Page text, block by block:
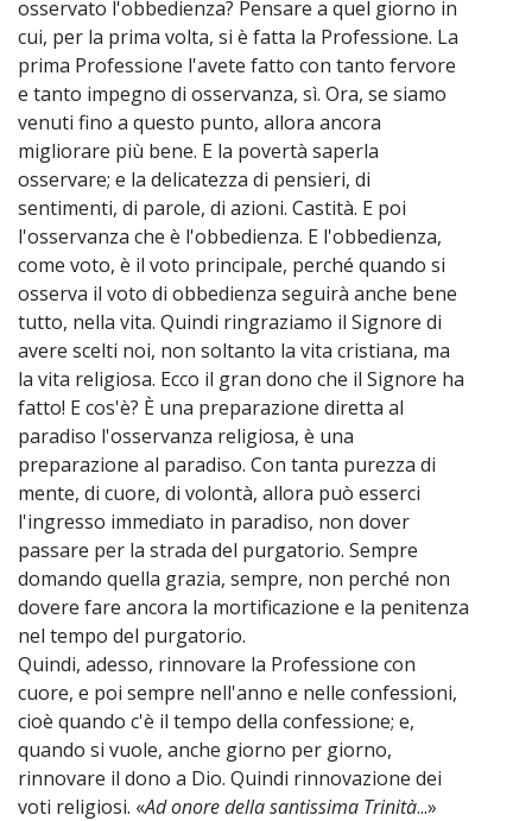
osservato l'obbedienza? Pensare a quel giorno in
cui, per la prima volta, si è fatta la Professione. La
prima Professione l'avete fatto con tanto fervore
e tanto impegno di osservanza, sì. Ora, se siamo
venuti fino a questo punto, allora ancora
migliorare più bene. E la povertà saperla
osservare; e la delicatezza di pensieri, di
sentimenti, di parole, di azioni. Castità. E poi
l'osservanza che è l'obbedienza. E l'obbedienza,
come voto, è il voto principale, perché quando si
osserva il voto di obbedienza seguirà anche bene
tutto, nella vita. Quindi ringraziamo il Signore di
avere scelti noi, non soltanto la vita cristiana, ma
la vita religiosa. Ecco il gran dono che il Signore ha
fatto! E cos'è? È una preparazione diretta al
paradiso l'osservanza religiosa, è una
preparazione al paradiso. Con tanta purezza di
mente, di cuore, di volontà, allora può esserci
l'ingresso immediato in paradiso, non dover
passare per la strada del purgatorio. Sempre
domando quella grazia, sempre, non perché non
dovere fare ancora la mortificazione e la penitenza
nel tempo del purgatorio.
Quindi, adesso, rinnovare la Professione con
cuore, e poi sempre nell'anno e nelle confessioni,
cioè quando c'è il tempo della confessione; e,
quando si vuole, anche giorno per giorno,
rinnovare il dono a Dio. Quindi rinnovazione dei
voti religiosi. «Ad onore della santissima Trinità...»